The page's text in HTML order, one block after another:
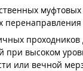
муфтовых
проходников
при высоком
или вечной